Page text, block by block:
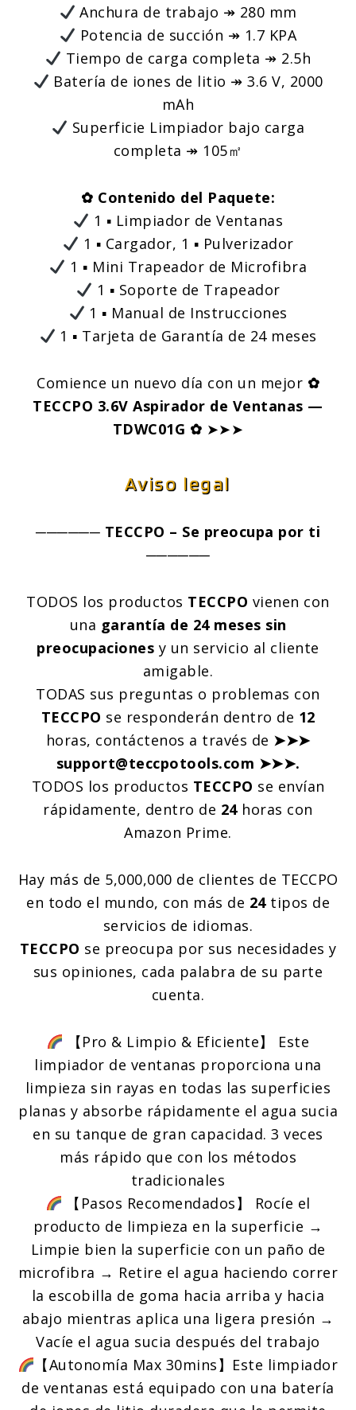
Anchura de trabajo ↠ 280 mm
Potencia de succión ↠ 1.7 KPA
Tiempo de carga completa ↠ 2.5h
Batería de iones de litio ↠ 3.6 V, 2000
mAh
Superficie Limpiador bajo carga
completa ↠ 105㎡
✿ Contenido del Paquete:
1 ▪ Limpiador de Ventanas
1 ▪ Cargador, 1 ▪ Pulverizador
1 ▪ Mini Trapeador de Microfibra
1 ▪ Soporte de Trapeador
1 ▪ Manual de Instrucciones
1 ▪ Tarjeta de Garantía de 24 meses
Comience un nuevo día con un mejor ✿
TECCPO 3.6V Aspirador de Ventanas —
TDWC01G ✿ ➤➤➤
Aviso legal
────── TECCPO – Se preocupa por ti
──────
TODOS los productos TECCPO vienen con
una garantía de 24 meses sin
preocupaciones y un servicio al cliente
amigable.
TODAS sus preguntas o problemas con
TECCPO se responderán dentro de 12
horas, contáctenos a través de ➤➤➤
support@teccpotools.com ➤➤➤.
TODOS los productos TECCPO se envían
rápidamente, dentro de 24 horas con
Amazon Prime.
Hay más de 5,000,000 de clientes de TECCPO
en todo el mundo, con más de 24 tipos de
servicios de idiomas.
TECCPO se preocupa por sus necesidades y
sus opiniones, cada palabra de su parte
cuenta.
【Pro & Limpio & Eficiente】 Este
limpiador de ventanas proporciona una
limpieza sin rayas en todas las superficies
planas y absorbe rápidamente el agua sucia
en su tanque de gran capacidad. 3 veces
más rápido que con los métodos
tradicionales
【Pasos Recomendados】 Rocíe el
producto de limpieza en la superficie →
Limpie bien la superficie con un paño de
microfibra → Retire el agua haciendo correr
la escobilla de goma hacia arriba y hacia
abajo mientras aplica una ligera presión →
Vacíe el agua sucia después del trabajo
【Autonomía Max 30mins】Este limpiador
de ventanas está equipado con una batería